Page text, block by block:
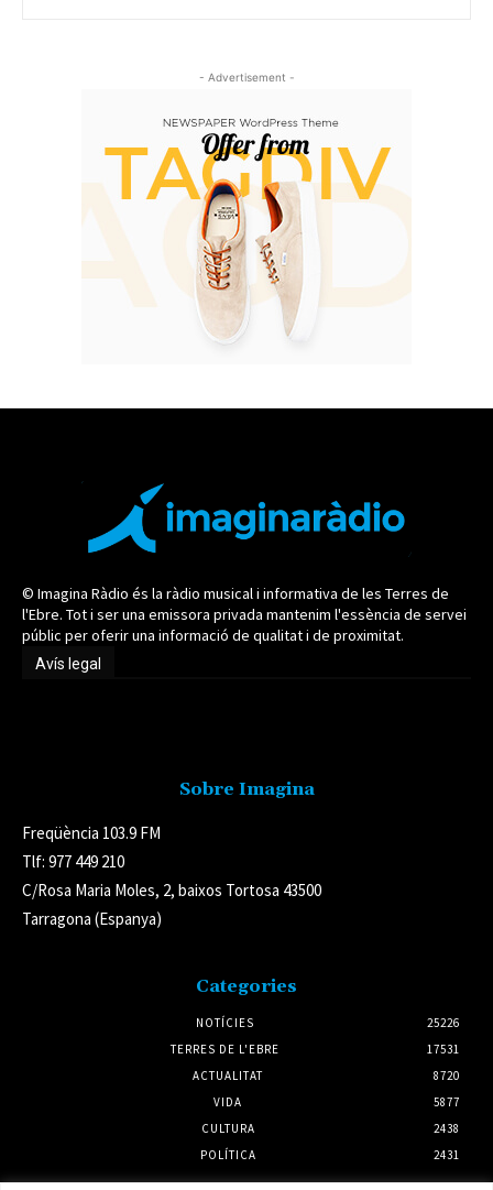
- Advertisement -
© Imagina Ràdio és la ràdio musical i informativa de les Terres de
l'Ebre. Tot i ser una emissora privada mantenim l'essència de servei
públic per oferir una informació de qualitat i de proximitat.
Avís legal
Sobre Imagina
Freqüència 103.9 FM
Tlf: 977 449 210
C/Rosa Maria Moles, 2, baixos Tortosa 43500
Tarragona (Espanya)
Categories
NOTÍCIES
25226
TERRES DE L'EBRE
17531
ACTUALITAT
8720
VIDA
5877
CULTURA
2438
POLÍTICA
2431